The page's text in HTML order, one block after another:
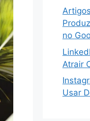
no
Atrair
Usar